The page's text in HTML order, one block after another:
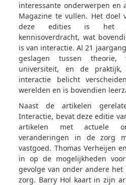
interessante onderwerpen en
Magazine te vullen. Het doel
deze edities is het
kennisoverdracht, wat
is van interactie. Al 21
geslagen tussen theorie,
universiteit, en de
interactie belicht
werelden en is bovendien
Naast de artikelen
Interactie, bevat deze editie
artikelen met actuele
veranderingen in de zorg
vastgoed. Thomas Verheijen
in op de mogelijkheden
gevolge van onder andere
zorg. Barry Hol kaart in zijn